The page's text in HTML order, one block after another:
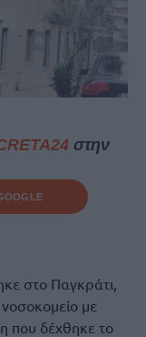
στην
στο Παγκράτι,
με
που δέχθηκε το